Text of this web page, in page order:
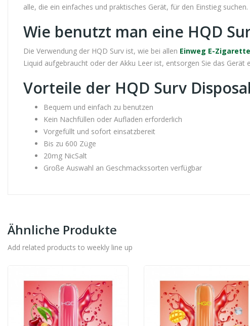
alle, die ein einfaches und praktisches Gerät, für den Einstieg suchen.
Wie benutzt man eine HQD
Die Verwendung der HQD Surv ist, wie bei allen Einweg E-
Liquid aufgebraucht oder der Akku Leer ist, entsorgen Sie das
Vorteile der HQD Surv
Bequem und einfach zu benutzen
Kein Nachfüllen oder Aufladen erforderlich
Vorgefüllt und sofort einsatzbereit
Bis zu 600 Züge
20mg NicSalt
Große Auswahl an Geschmackssorten verfügbar
Ähnliche Produkte
Add related products to weekly line up